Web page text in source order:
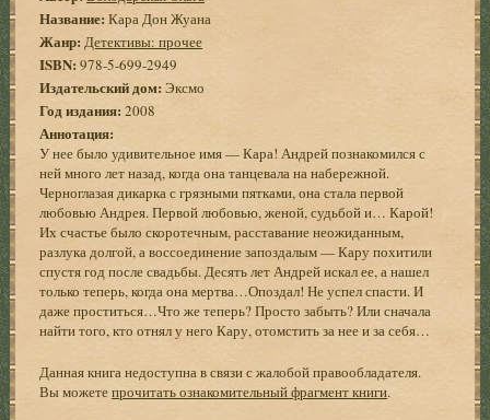
Название: Кара Дон Жуана
Жанр: Детективы: прочее
ISBN: 978-5-699-2949
Издательский дом: Эксмо
Год издания:2008
Аннотация:
У нее было удивительное имя — Кара! Андрей познакомился с
ней много лет назад, когда она танцевала на набережной.
Черноглазая дикарка с грязными пятками, она стала первой
любовью Андрея. Первой любовью, женой, судьбой и… Карой!
Их счастье было скоротечным, расставание неожиданным,
разлука долгой, а воссоединение запоздалым — Кару похитили
спустя год после свадьбы. Десять лет Андрей искал ее, а нашел
только теперь, когда она мертва…Опоздал! Не успел спасти. И
даже проститься…Что же теперь? Просто забыть? Или сначала
найти того, кто отнял у него Кару, отомстить за нее и за себя…
Данная книга недоступна в связи с жалобой правообладателя.
Вы можетепрочитать ознакомительный фрагмент книги.